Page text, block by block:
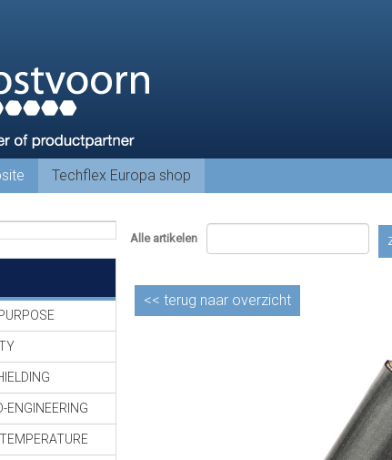
Techflex Europa shop
Alle artikelen
<< terug naar overzicht